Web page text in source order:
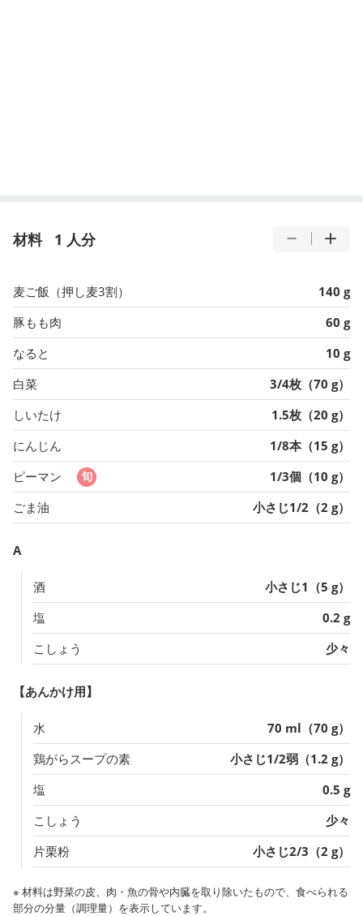
材料 1 人分
麦ご飯（押し麦3割）
140 g
豚もも肉
60 g
なると
10 g
白菜
3/4枚（70 g）
しいたけ
1.5枚（20 g）
にんじん
1/8本（15 g）
ピーマン
1/3個（10 g）
ごま油
小さじ1/2（2 g）
A
酒
小さじ1（5 g）
塩
0.2 g
こしょう
少々
【あんかけ用】
水
70 ml（70 g）
鶏がらスープの素
小さじ1/2弱（1.2 g）
塩
0.5 g
こしょう
少々
片栗粉
小さじ2/3（2 g）
※ 材料は野菜の皮、肉・魚の骨や内臓を取り除いたもので、食べられる
部分の分量（調理量）を表示しています。